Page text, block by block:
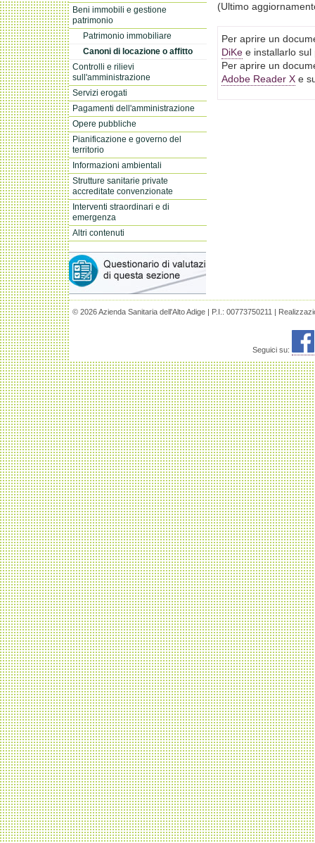
Beni immobili e gestione
patrimonio
Patrimonio immobiliare
Canoni di locazione o affitto
Controlli e rilievi
sull'amministrazione
Servizi erogati
Pagamenti dell'amministrazione
Opere pubbliche
Pianificazione e governo del
territorio
Informazioni ambientali
Strutture sanitarie private
accreditate convenzionate
Interventi straordinari e di
emergenza
Altri contenuti
(Ultimo
Per aprire un
DiKe e installarlo sul
Per aprire un
Adobe Reader X e
© 2026 Azienda Sanitaria dell'Alto Adige | P.I.: 00773750211 |
Seguici su: